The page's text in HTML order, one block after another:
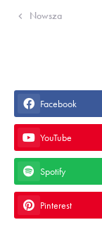
Nowsza
Facebook
YouTube
Spotify
Pinterest